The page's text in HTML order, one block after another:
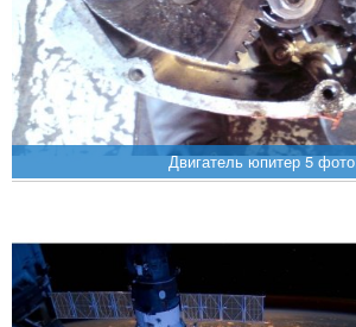
Двигатель юпитер 5 фото